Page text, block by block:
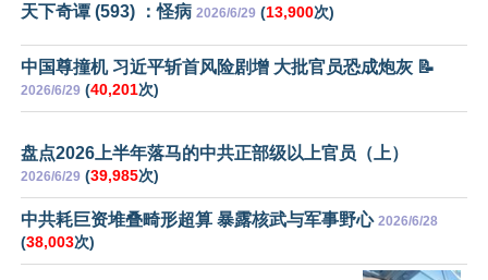
天下奇谭 (593) ：怪病 2026/6/29 (13,900次)
中国尊撞机 习近平斩首风险剧增 大批官员恐成炮灰 📝
2026/6/29 (40,201次)
盘点2026上半年落马的中共正部级以上官员（上）
2026/6/29 (39,985次)
中共耗巨资堆叠畸形超算 暴露核武与军事野心 2026/6/28
(38,003次)